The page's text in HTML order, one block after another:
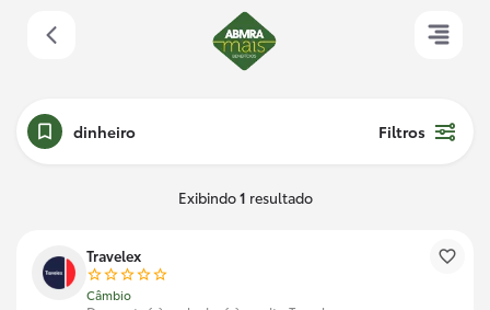
dinheiro Filtros
Exibindo1 resultado
Travelex
Câmbio